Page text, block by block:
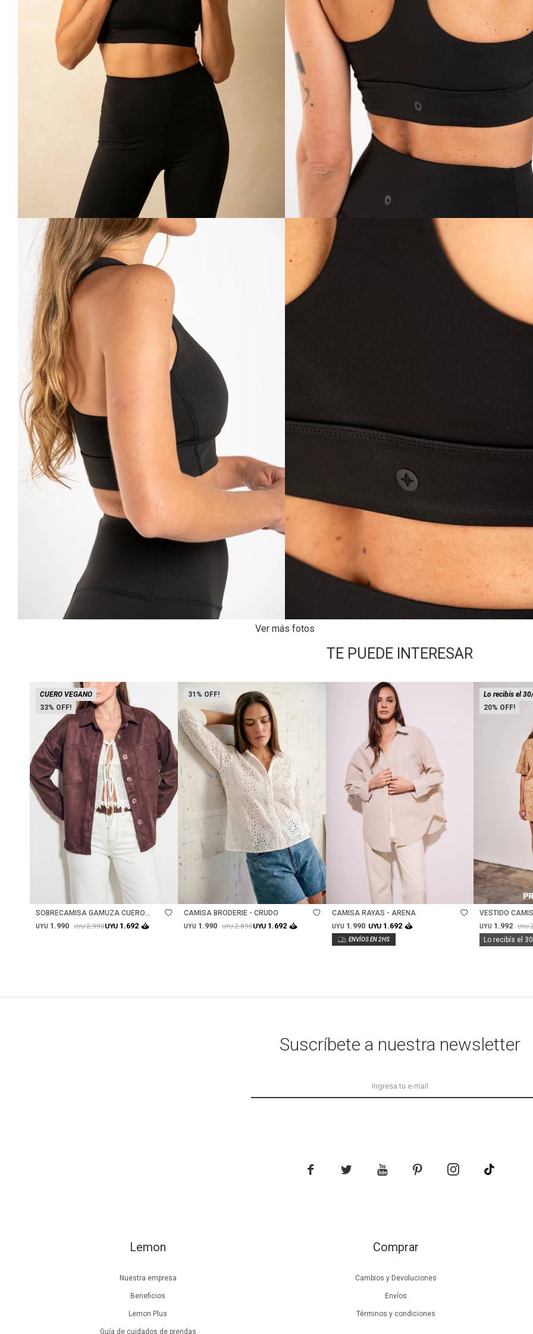
Ver más fotos
TE PUEDE INTERESAR
33
CUERO VEGANO
SOBRECAMISA GAMUZA CUERO
VEGANO - MARRON
UYU 1.990 UYU2.990UYU 1.692
31
CAMISA BRODERIE - CRUDO
UYU 1.990 UYU2.890UYU 1.692
CAMISA RAYAS - ARENA
UYU 1.990 UYU 1.692
20
Lo recibís el
Talle
VESTIDO
PRINT
UYU 1.992 UYU
Lo recibís el
Lemon
Nuestra empresa
Beneficios
Lemon Plus
Guía de cuidados de prendas
Comprar
Cambios y Devoluciones
Envíos
Términos y condiciones
Suscríbete a nuestra newsletter
    